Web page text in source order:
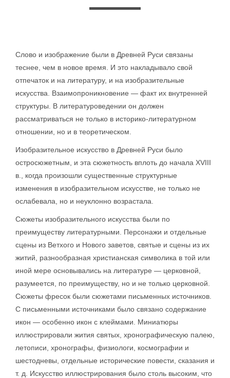
Слово и изображение были в Древней Руси связаны
теснее, чем в новое время. И это накладывало свой
отпечаток и на литературу, и на изобразительные
искусства. Взаимопроникновение — факт их внутренней
структуры. В литературоведении он должен
рассматриваться не только в историко-литературном
отношении, но и в теоретическом.
Изобразительное искусство в Древней Руси было
остросюжетным, и эта сюжетность вплоть до начала XVIII
в., когда произошли существенные структурные
изменения в изобразительном искусстве, не только не
ослабевала, но и неуклонно возрастала.
Сюжеты изобразительного искусства были по
преимуществу литературными. Персонажи и отдельные
сцены из Ветхого и Нового заветов, святые и сцены из их
житий, разнообразная христианская символика в той или
иной мере основывались на литературе — церковной,
разумеется, по преимуществу, но и не только церковной.
Сюжеты фресок были сюжетами письменных источников.
С письменными источниками было связано содержание
икон — особенно икон с клеймами. Миниатюры
иллюстрировали жития святых, хронографическую палею,
летописи, хронографы, физиологи, космографии и
шестодневы, отдельные исторические повести, сказания и
т. д. Искусство иллюстрирования было столь высоким, что